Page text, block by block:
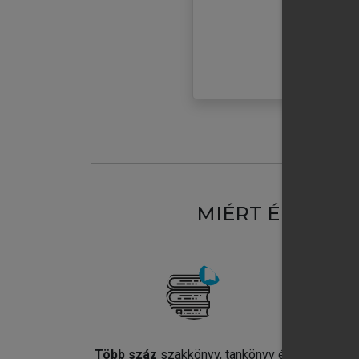
MIÉRT
Több száz szakkönyv, tankönyv és